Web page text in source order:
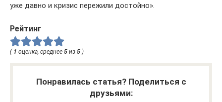
уже давно и кризис пережили достойно».
Рейтинг
( 1 оценка, среднее 5 из 5 )
Понравилась статья? Поделиться с
друзьями: